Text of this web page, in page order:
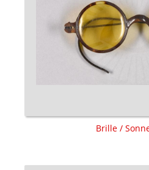
Brille /